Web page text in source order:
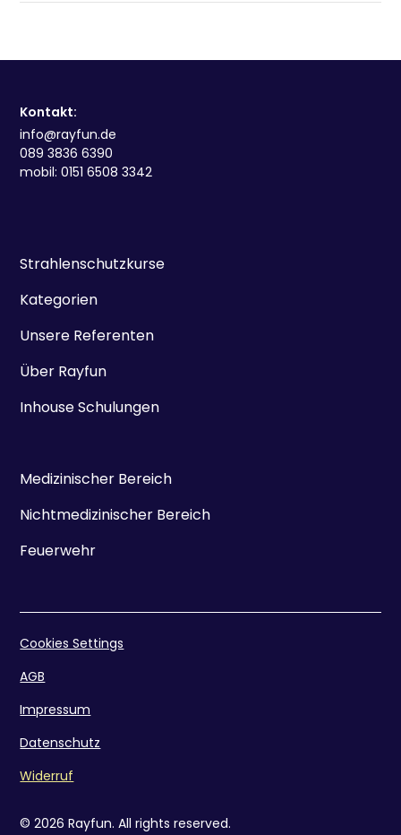
Kontakt:
info@rayfun.de
089 3836 6390
mobil: 0151 6508 3342
Strahlenschutzkurse
Kategorien
Unsere Referenten
Über Rayfun
Inhouse Schulungen
Medizinischer Bereich
Nichtmedizinischer Bereich
Feuerwehr
© 2026 Rayfun. All rights reserved.
Cookies Settings
AGB
Impressum
Datenschutz
Widerruf